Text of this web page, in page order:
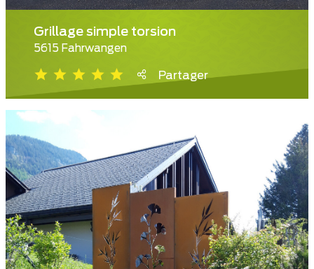
Grillage simple torsion
5615 Fahrwangen
Partager